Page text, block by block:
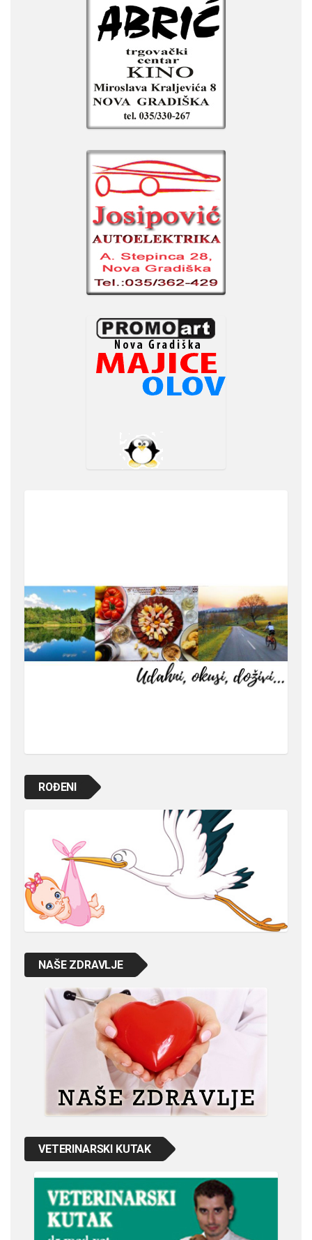
ROĐENI
NAŠE ZDRAVLJE
VETERINARSKI KUTAK